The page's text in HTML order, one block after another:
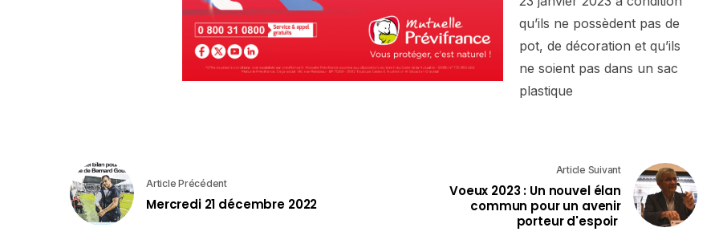
qu’ils ne possèdent pas de
pot, de décoration et qu’ils
ne soient pas dans un sac
plastique
Article Précédent
Mercredi 21 décembre 2022
Article Suivant
Voeux 2023 : Un nouvel élan
commun pour un avenir
porteur d'espoir